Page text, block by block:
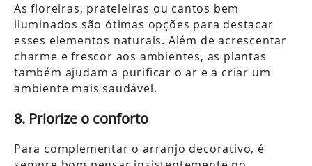
As floreiras, prateleiras ou cantos bem
iluminados são ótimas opções para destacar
esses elementos naturais. Além de acrescentar
charme e frescor aos ambientes, as plantas
também ajudam a purificar o ar e a criar um
ambiente mais saudável.
8. Priorize o conforto
Para complementar o arranjo decorativo, é